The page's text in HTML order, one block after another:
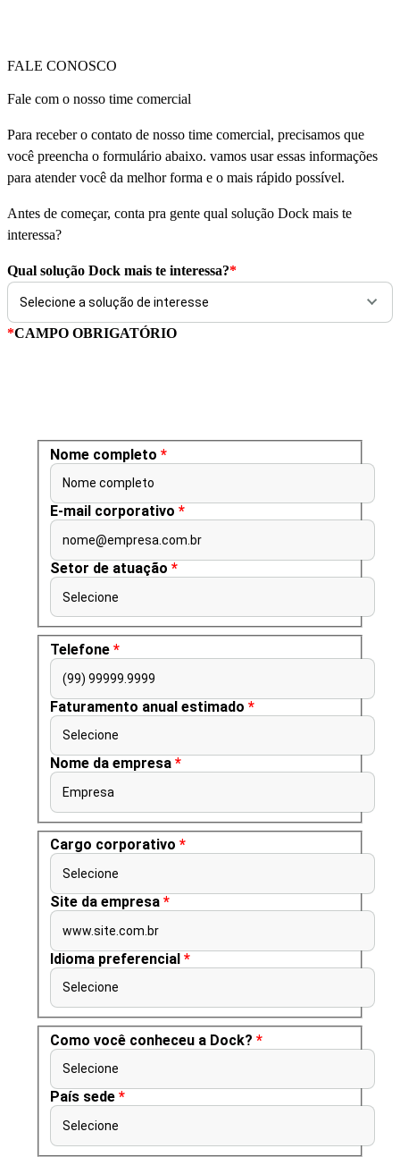
FALE CONOSCO
Fale com o nosso time comercial
Para receber o contato de nosso time comercial, precisamos que
você preencha o formulário abaixo. vamos usar essas informações
para atender você da melhor forma e o mais rápido possível.
Antes de começar, conta pra gente qual solução Dock mais te
interessa?
Qual solução Dock mais te interessa?*
*CAMPO OBRIGATÓRIO
Nome completo *
Nome completo
E-mail corporativo *
nome@empresa.com.br
Setor de atuação *
Selecione
Telefone *
(99) 99999.9999
Faturamento anual estimado *
Selecione
Nome da empresa *
Empresa
Cargo corporativo *
Selecione
Site da empresa *
www.site.com.br
Idioma preferencial *
Selecione
Como você conheceu a Dock? *
Selecione
País sede *
Selecione